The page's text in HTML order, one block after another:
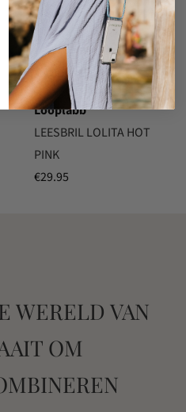
Looplabb
LEESBRIL LOLITA HOT
PINK
€29.95
WERELD VAN
OM